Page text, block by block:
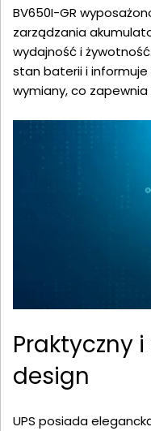
BV650I-GR
zarządzania
wydajność i
stan baterii i informuje
wymiany, co
Praktyczny
design
UPS posiada